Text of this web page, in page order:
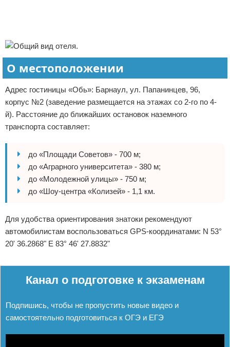
О местоположении
Адрес гостиницы «Обь»: Барнаул, ул. Папанинцев, 96,
корпус №2 (заведение размещается на этажах со 2-го по 4-
й). Расстояние до ближайших остановок наземного
транспорта составляет:
до «Площади Советов» - 700 м;
до «Аграрного университета» - 380 м;
до «Молодежной улицы» - 750 м;
до «Шоу-центра «Колизей» - 1,1 км.
Для удобства ориентирования знатоки рекомендуют
автомобилистам воспользоваться GPS-координатами: N 53°
20' 36.2868" E 83° 46' 27.8832"
Канал о подготовке к экзаменам
Подпишись, чтобы не пропустить новые видео и
самостоятельно подготовиться к ОГЭ и ЕГЭ